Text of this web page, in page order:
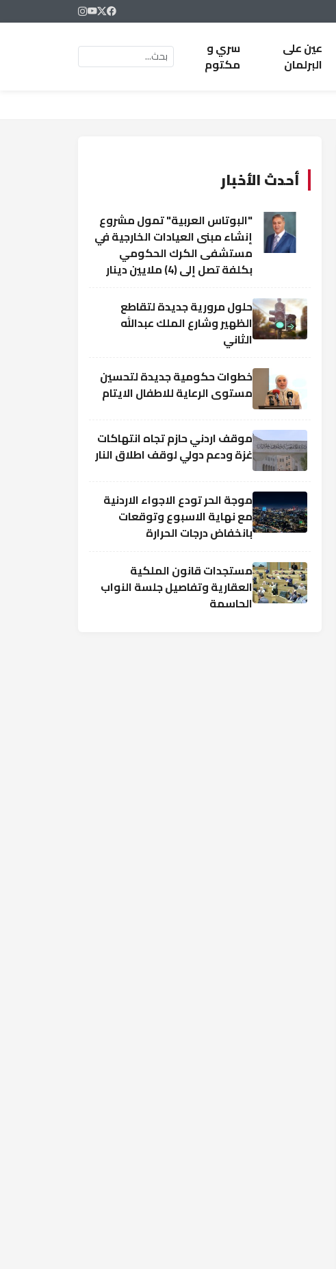
عين على
البرلمان
سري و
مكتوم
أحدث الأخبار
"البوتاس العربية" تمول مشروع
إنشاء مبنى العيادات الخارجية في
مستشفى الكرك الحكومي
بكلفة تصل إلى (4) ملايين دينار
حلول مرورية جديدة لتقاطع
الظهير وشارع الملك عبدالله
الثاني
خطوات حكومية جديدة لتحسين
مستوى الرعاية للاطفال الايتام
موقف اردني حازم تجاه انتهاكات
غزة ودعم دولي لوقف اطلاق النار
موجة الحر تودع الاجواء الاردنية
مع نهاية الاسبوع وتوقعات
بانخفاض درجات الحرارة
مستجدات قانون الملكية
العقارية وتفاصيل جلسة النواب
الحاسمة